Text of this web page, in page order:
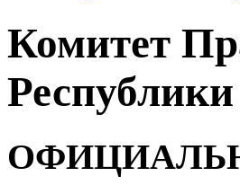
Комитет
Республики